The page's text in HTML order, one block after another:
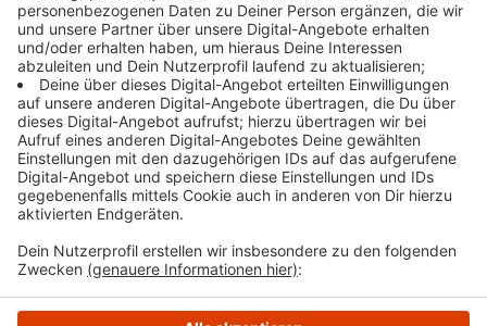
Veröffentlicht:Montag, 28.08.2023 14:48
Anzeige
Anzeige